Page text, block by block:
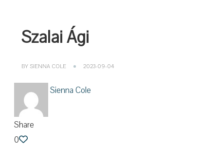
Szalai Ági
BY SIENNA COLE 2023-09-04
Sienna Cole
Share
0